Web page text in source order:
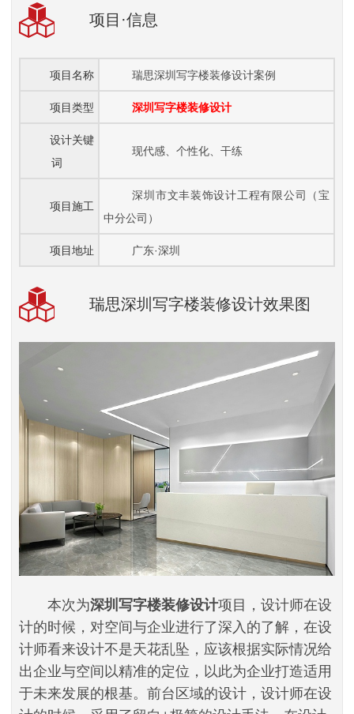
项目 ·信息
项目名称 瑞思深圳写字楼装修设计案例
项目类型 深圳写字楼装修设计
设计关键
词
现代感、个性化、干练
项目施工
深圳市文丰装饰设计工程有限公司（宝
中分公司）
项目地址 广东·深圳
瑞思深圳写字楼装修设计效果图
本次为深圳写字楼装修设计项目，设计师在设
计的时候，对空间与企业进行了深入的了解，在设
计师看来设计不是天花乱坠，应该根据实际情况给
出企业与空间以精准的定位，以此为企业打造适用
于未来发展的根基。前台区域的设计，设计师在设